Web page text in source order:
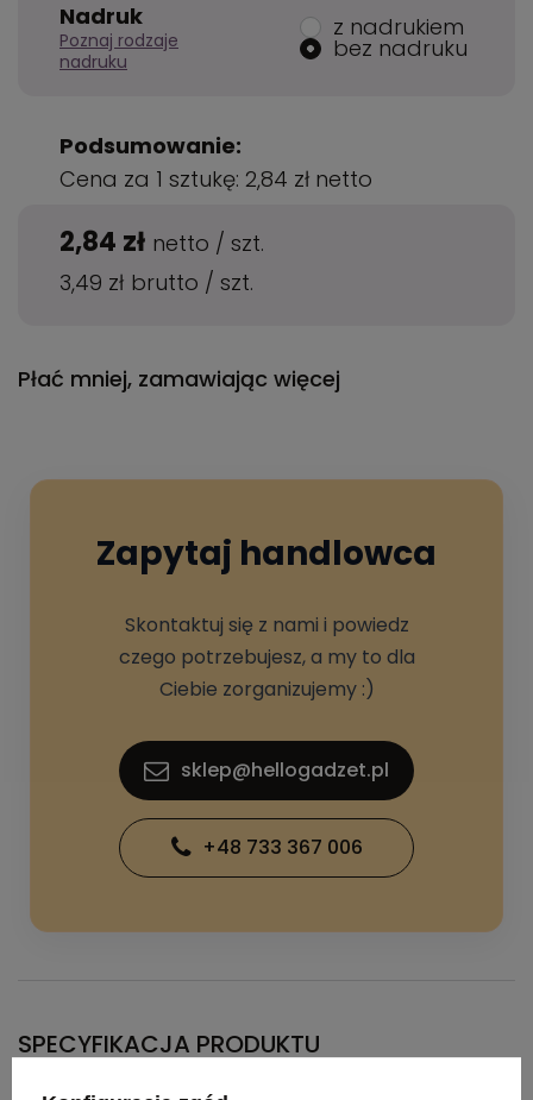
Nadruk
Poznaj rodzaje
nadruku
z nadrukiem
bez nadruku
Podsumowanie:
Cena za 1 sztukę: 2,84 zł netto
2,84 zł netto / szt.
3,49 zł brutto / szt.
Płać mniej, zamawiając więcej
Zapytaj handlowca
Skontaktuj się z nami i powiedz
czego potrzebujesz, a my to dla
Ciebie zorganizujemy :)
sklep@hellogadzet.pl
+48 733 367 006
SPECYFIKACJA PRODUKTU